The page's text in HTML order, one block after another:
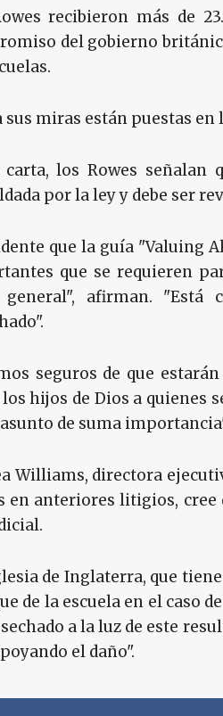
recibieron más de
del gobierno
sus miras están puestas en
los Rowes señalan
por la ley y debe ser
que la guía "Valuing
que se requieren
general", afirman. "Está
seguros de que
hijos de Dios a quienes
de suma
Williams, directora
en anteriores litigios,
de Inglaterra, que
de la escuela en el caso
a la luz de este
el daño".